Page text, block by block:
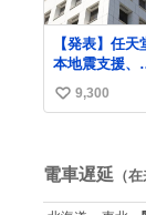
【発表】任天
本地震支援、
「Switch 2」
償修理へ 保証
article/detail… 任
堂が令和8年
の被災者支援
い
数
9,300
電車遅延 （